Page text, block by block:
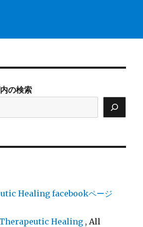
の検索
Healing facebookページ
Healing , All